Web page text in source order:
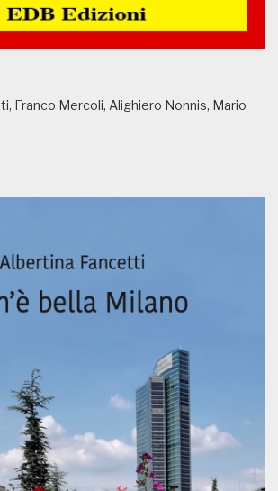
Franco Mercoli, Alighiero Nonnis, Mario